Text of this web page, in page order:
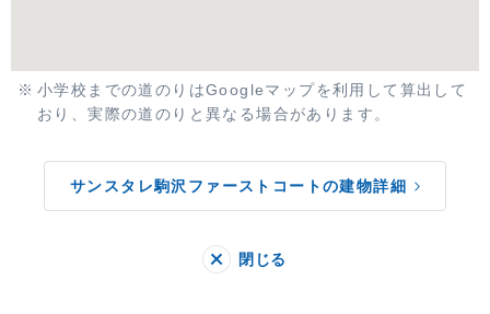
小学校までの道のりはGoogleマップを利用して算出して
おり、実際の道のりと異なる場合があります。
サンスタレ駒沢ファーストコートの建物詳細
閉じる